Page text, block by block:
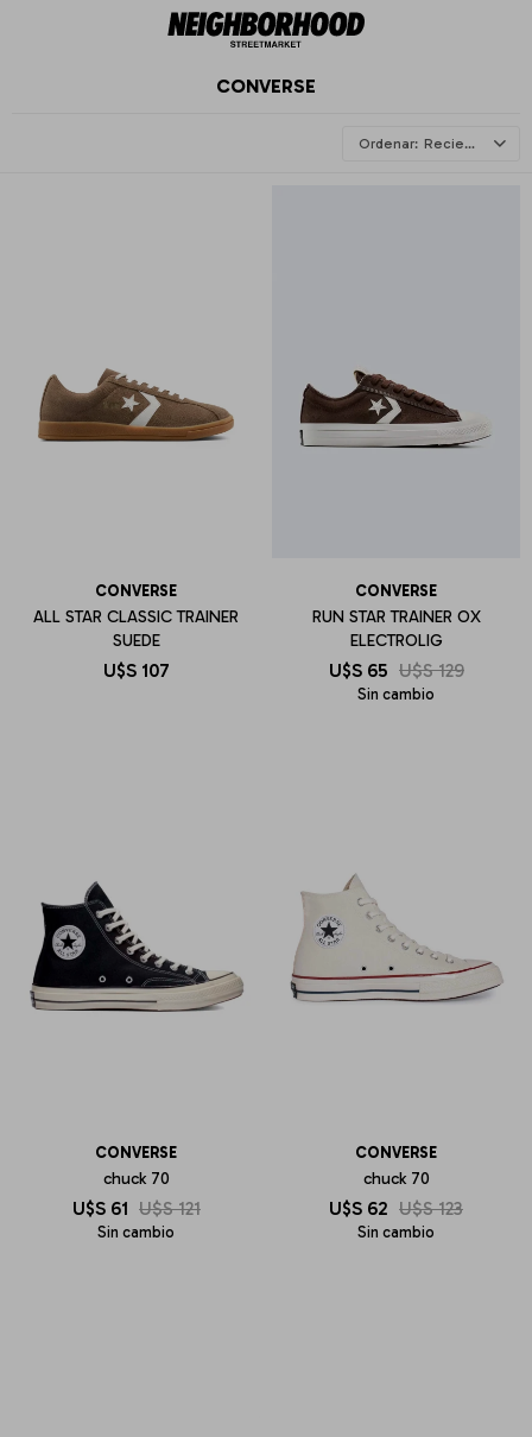
CONVERSE
Recientes
CONVERSE
ALL STAR CLASSIC TRAINER
SUEDE
U$S 107
CONVERSE
RUN STAR TRAINER OX
ELECTROLIG
U$S 65 U$S 129
Sin cambio
CONVERSE
chuck 70
U$S 61 U$S 121
Sin cambio
CONVERSE
chuck 70
U$S 62 U$S 123
Sin cambio